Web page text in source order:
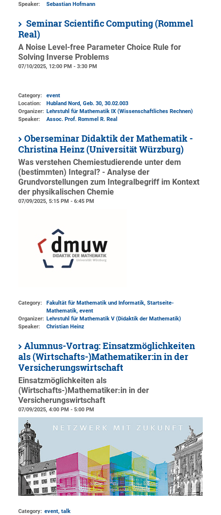
Speaker:
Sebastian Hofmann
Seminar Scientific Computing (Rommel
Real)
A Noise Level-free Parameter Choice Rule for
Solving Inverse Problems
07/10/2025, 12:00 PM - 3:30 PM
Category:
event
Location:
Hubland Nord, Geb. 30, 30.02.003
Organizer: Lehrstuhl für Mathematik IX (Wissenschaftliches Rechnen)
Speaker:
Assoc. Prof. Rommel R. Real
Oberseminar Didaktik der Mathematik -
Christina Heinz (Universität Würzburg)
Was verstehen Chemiestudierende unter dem
(bestimmten) Integral? - Analyse der
Grundvorstellungen zum Integralbegriff im Kontext
der physikalischen Chemie
07/09/2025, 5:15 PM - 6:45 PM
Category:
Fakultät für Mathematik und Informatik, Startseite-
Mathematik, event
Organizer: Lehrstuhl für Mathematik V (Didaktik der Mathematik)
Speaker:
Christian Heinz
Alumnus-Vortrag: Einsatzmöglichkeiten
als (Wirtschafts-)Mathematiker:in in der
Versicherungswirtschaft
Einsatzmöglichkeiten als
(Wirtschafts-)Mathematiker:in in der
Versicherungswirtschaft
07/09/2025, 4:00 PM - 5:00 PM
Category: event, talk